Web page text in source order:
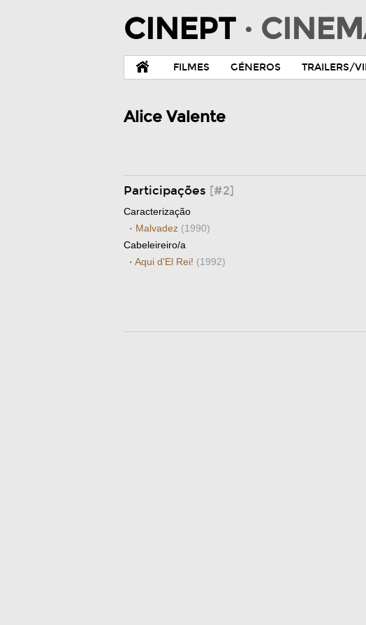
CINEPT ·
FILMES GÉNEROS TRAILERS/
Alice Valente
Participações [#2]
Caracterização
· Malvadez (1990)
Cabeleireiro/a
· Aqui d'El Rei! (1992)